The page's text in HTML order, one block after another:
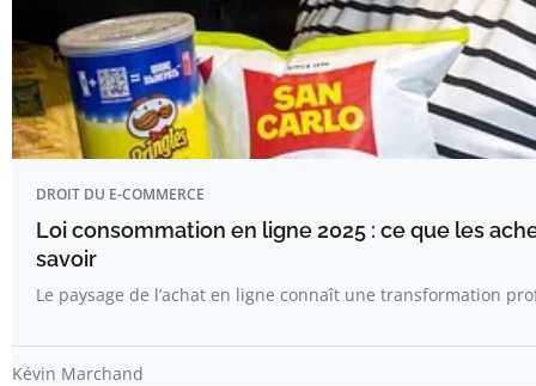
DROIT DU E-COMMERCE
Loi consommation en ligne 2025 : ce que les
savoir
Le paysage de l’achat en ligne connaît une transformation
Kévin Marchand